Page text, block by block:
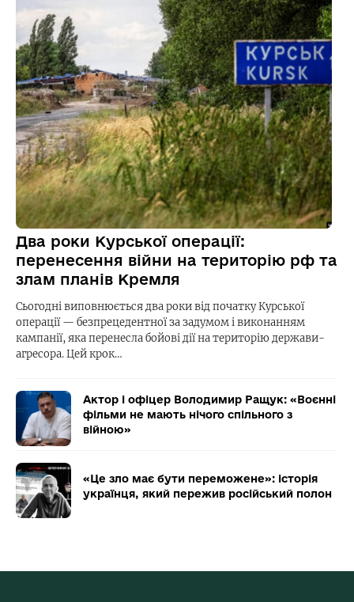
Два роки Курської операції:
перенесення війни на територію рф та
злам планів Кремля
Сьогодні виповнюється два роки від початку Курської
операції — безпрецедентної за задумом і виконанням
кампанії, яка перенесла бойові дії на територію держави-
агресора. Цей крок…
Актор і офіцер Володимир Ращук: «Воєнні
фільми не мають нічого спільного з
війною»
«Це зло має бути переможене»: історія
українця, який пережив російський полон